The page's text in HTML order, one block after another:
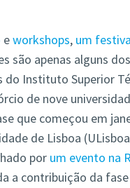
eworkshops, um
são apenas alguns
Instituto Superior
de nove
que começou em
de Lisboa
por um evento na
a contribuição da